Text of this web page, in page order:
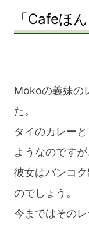
「Cafeほ
Mokoの義妹の
た。
タイのカレー
ようなのですが
彼女はバンコ
のでしょう。
今まではその